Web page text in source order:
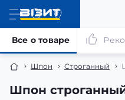
Шпон Строганный
Шпон
Все о товаре